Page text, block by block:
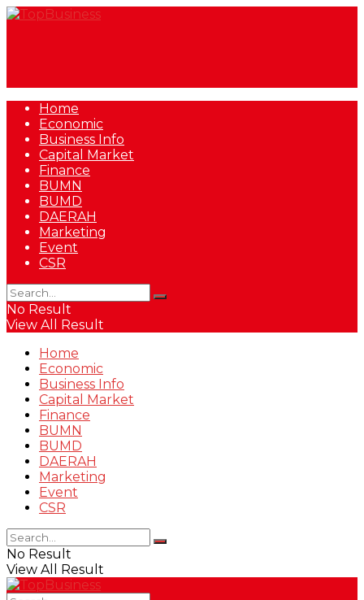
Home
Economic
Business Info
Capital Market
Finance
BUMN
BUMD
DAERAH
Marketing
Event
CSR
No Result
View All Result
Home
Economic
Business Info
Capital Market
Finance
BUMN
BUMD
DAERAH
Marketing
Event
CSR
No Result
View All Result